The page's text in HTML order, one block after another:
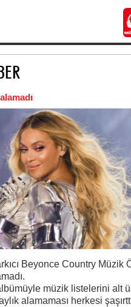
Beyonce Country Müzik
müzik listelerini alt
alamaması herkesi